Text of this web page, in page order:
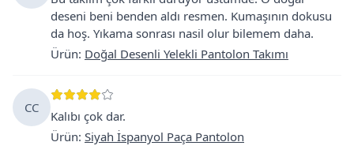
deseni beni benden aldı resmen. Kumaşının dokusu
da hoş. Yıkama sonrası nasil olur bilemem daha.
Ürün: Doğal Desenli Yelekli Pantolon Takımı
CC
Kalıbı çok dar.
Ürün: Siyah İspanyol Paça Pantolon